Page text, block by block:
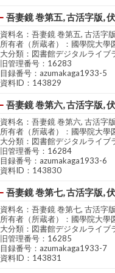
吾妻鏡 巻第五, 古活字版,
資料名：吾妻鏡 巻第五, 古活字
所有者（所蔵者）：國學院大學
大分類：図書館デジタルライブ
旧管理番号：16283
目録番号：azumakaga1933-5
資料ID：143829
吾妻鏡 巻第六, 古活字版,
資料名：吾妻鏡 巻第六, 古活字
所有者（所蔵者）：國學院大學
大分類：図書館デジタルライブ
旧管理番号：16284
目録番号：azumakaga1933-6
資料ID：143830
吾妻鏡 巻第七, 古活字版,
資料名：吾妻鏡 巻第七, 古活字
所有者（所蔵者）：國學院大學
大分類：図書館デジタルライブ
旧管理番号：16285
目録番号：azumakaga1933-7
資料ID：143831